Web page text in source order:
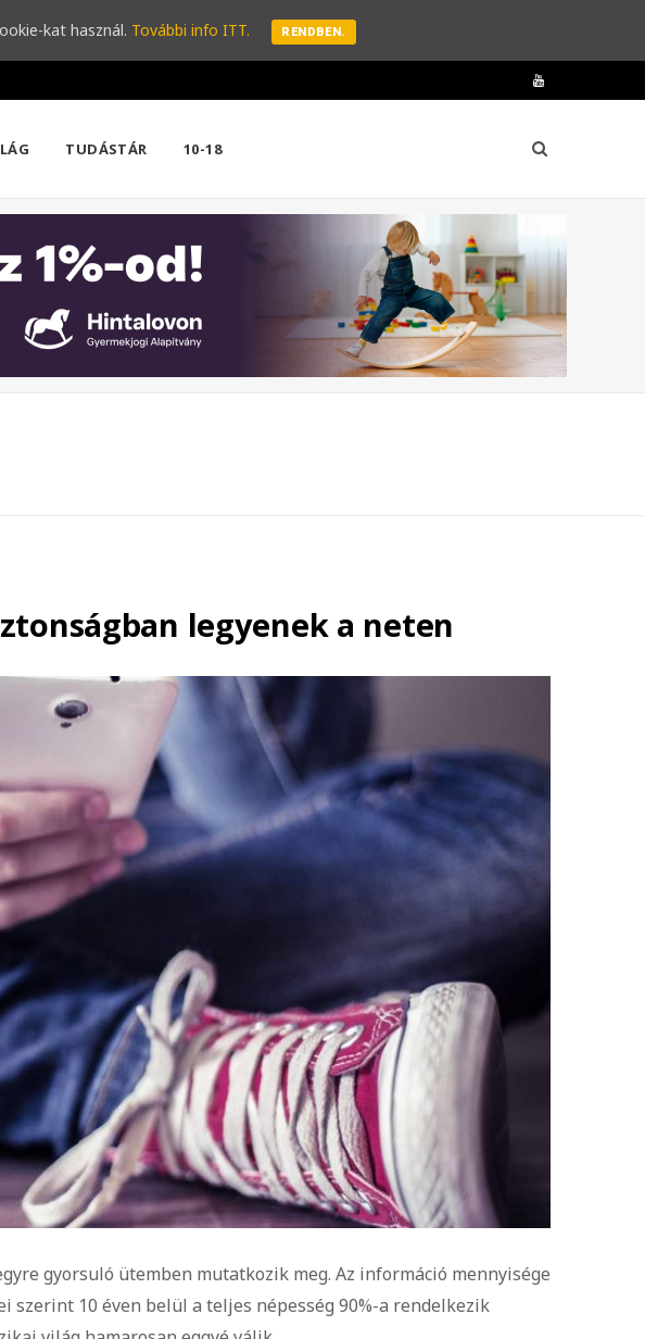
Y
u
T
b
e
TUDÁSTÁR 10-18
legyenek a neten
gyorsuló ütemben mutatkozik meg. Az információ mennyisége
szerint 10 éven belül a teljes népesség 90%-a rendelkezik
kat használ. További info ITT. RENDBEN.